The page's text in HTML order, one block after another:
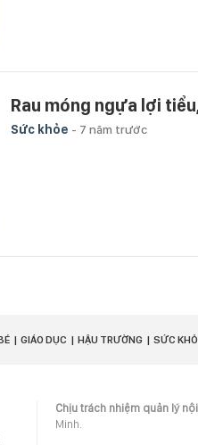
Rau móng ngựa lợi
Sức khỏe - 7 năm trước
GIÁO DỤC HẬU TRƯỜNG SỨC
Chịu trách nhiệm quản lý
Minh.